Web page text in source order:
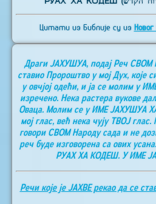
Цитати из Библије су из
Драги ЈАХУШУА, подај Реч СВОМ
ставио Пророштво у мој Дух, које
у овчјој одећи, и ја се молим у
изречено. Нека растера вукове
Оваца. Молим се у ИМЕ ЈАХУШУА
мој глас, већ нека чују ТВОЈ
говори СВОМ Народу сада и не
реч буде изговорена са ових
РУАХ ХА КОДЕШ. У ИМЕ
Речи које је ЈАХВЕ рекао да се